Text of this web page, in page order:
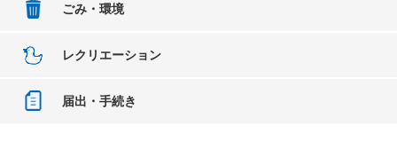
ごみ・環境
レクリエーション
届出・手続き